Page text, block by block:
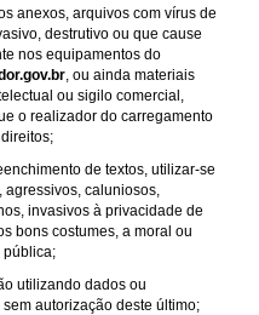
anexos, arquivos com vírus de
destrutivo ou que cause
nos equipamentos do
, ou ainda materiais
ou sigilo comercial,
o realizador do carregamento
de textos, utilizar-se
caluniosos,
invasivos à privacidade de
bons costumes, a moral ou
pública;
utilizando dados ou
autorização deste último;